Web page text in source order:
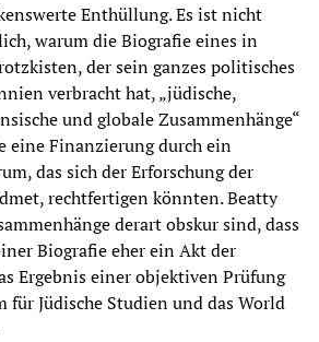
Enthüllung. Es ist nicht
warum die Biografie eines in
der sein ganzes politisches
verbracht hat, „jüdische,
und globale Zusammenhänge“
eine Finanzierung durch ein
das sich der Erforschung der
rechtfertigen könnten. Beatty
derart obskur sind, dass
Biografie eher ein Akt der
Ergebnis einer objektiven Prüfung
für Jüdische Studien und das World